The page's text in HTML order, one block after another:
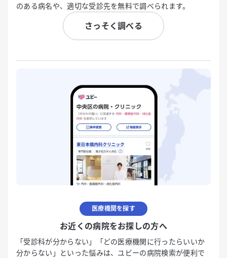
のある病名や、適切な受診先を無料で調べられます。
さっそく調べる
医療機関を探す
お近くの病院をお探しの方へ
「受診科が分からない」「どの医療機関に行ったらいいか
分からない」といった悩みは、ユビーの病院検索が便利で